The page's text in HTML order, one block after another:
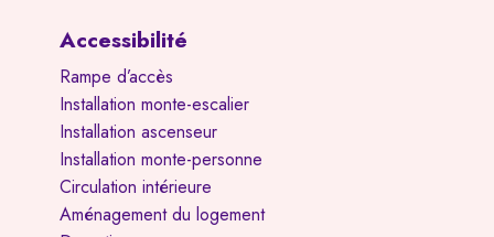
Accessibilité
Rampe d’accès
Installation monte-escalier
Installation ascenseur
Installation monte-personne
Circulation intérieure
Aménagement du logement